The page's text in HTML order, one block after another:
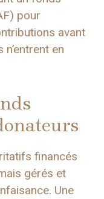
pour
avant
en
financés
gérés et
Une